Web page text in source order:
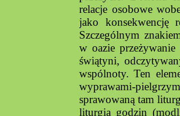
relacje osobowe
jako konsekwencję
Szczególnym
w oazie przeżywanie
świątyni,
wspólnoty. Ten
wyprawami-
sprawowaną tam
liturgią godzin